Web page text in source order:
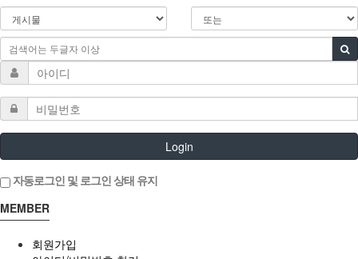
경우에는 장차 체결되는 계약에 의해 제공할 재화 또는
용역의 내용을 변경할 수 있습니다. 이 경우에는 변경된 재화
또는 용역의 내용 및 제공일자를 명시하여 현재의 재화 또는
용역의 내용을 게시한 곳에 즉시 공지합니다.
"몰"이 제공하기로 이용자와 계약을 체결한 서비스의 내용을
재화 등의 품절 또는 기술적 사양의 변경 등의 사유로 변경할
경우에는 그 사유를 이용자에게 통지 가능한 주소로 즉시
통지합니다.
전항의 경우 "몰"은 이로 인하여 이용자가 입은 손해를
경우에는 그러하지 아니합니다.
"몰"은 컴퓨터 등 정보통신설비의 보수점검·교체 및 고장,
Login
자동로그인 및 로그인 상태 유지
MEMBER
회원가입